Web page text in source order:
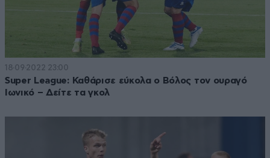
18·09·2022 23:00
Super League: Καθάρισε εύκολα ο Βόλος τον ουραγό
Ιωνικό – Δείτε τα γκολ